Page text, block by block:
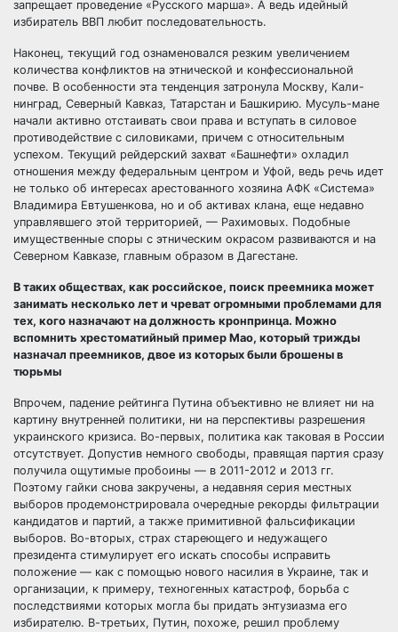
запрещает проведение «Русского марша». А ведь идейный
избиратель ВВП любит последовательность.
Наконец, текущий год ознаменовался резким увеличением
количества конфликтов на этнической и конфессиональной
почве. В особенности эта тенденция затронула Москву, Кали-
нинград, Северный Кавказ, Татарстан и Башкирию. Мусуль-мане
начали активно отстаивать свои права и вступать в силовое
противодействие с силовиками, причем с относительным
успехом. Текущий рейдерский захват «Башнефти» охладил
отношения между федеральным центром и Уфой, ведь речь идет
не только об интересах арестованного хозяина АФК «Система»
Владимира Евтушенкова, но и об активах клана, еще недавно
управлявшего этой территорией, — Рахимовых. Подобные
имущественные споры с этническим окрасом развиваются и на
Северном Кавказе, главным образом в Дагестане.
В таких обществах, как российское, поиск преемника может
занимать несколько лет и чреват огромными проблемами для
тех, кого назначают на должность кронпринца. Можно
вспомнить хрестоматийный пример Мао, который трижды
назначал преемников, двое из которых были брошены в
тюрьмы
Впрочем, падение рейтинга Путина объективно не влияет ни на
картину внутренней политики, ни на перспективы разрешения
украинского кризиса. Во-первых, политика как таковая в России
отсутствует. Допустив немного свободы, правящая партия сразу
получила ощутимые пробоины — в 2011-2012 и 2013 гг.
Поэтому гайки снова закручены, а недавняя серия местных
выборов продемонстрировала очередные рекорды фильтрации
кандидатов и партий, а также примитивной фальсификации
выборов. Во-вторых, страх стареющего и недужащего
президента стимулирует его искать способы исправить
положение — как с помощью нового насилия в Украине, так и
организации, к примеру, техногенных катастроф, борьба с
последствиями которых могла бы придать энтузиазма его
избирателю. В-третьих, Путин, похоже, решил проблему